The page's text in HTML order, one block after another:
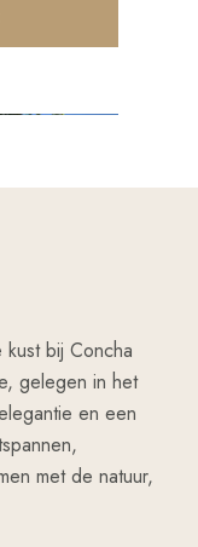
bij Concha
gelegen in het
en een
met de natuur,